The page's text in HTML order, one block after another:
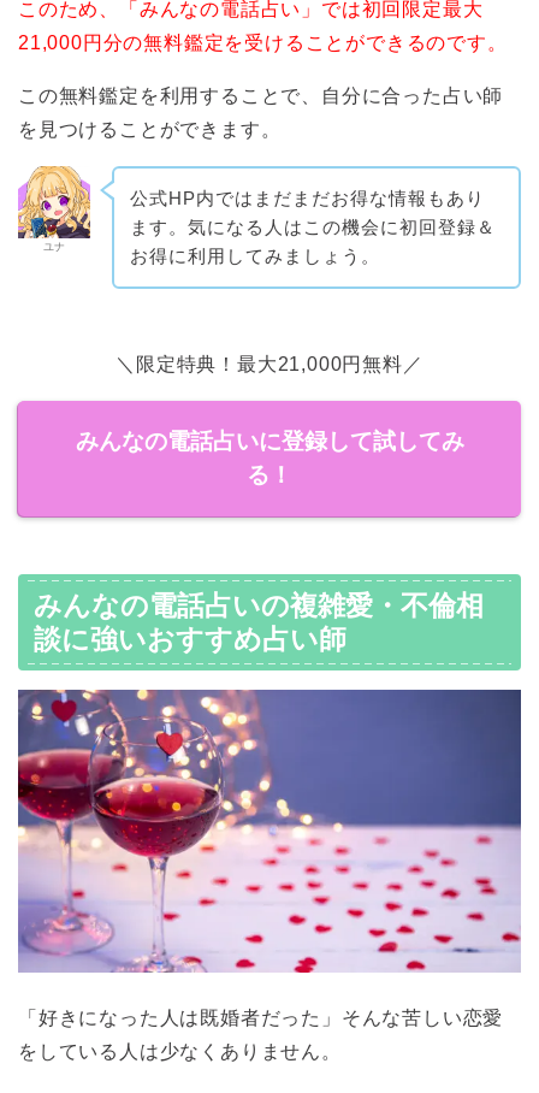
このため、「みんなの電話占い」では初回限定最大
21,000円分の無料鑑定を受けることができるのです。
この無料鑑定を利用することで、自分に合った占い師
を見つけることができます。
ユナ
公式HP内ではまだまだお得な情報もあり
ます。気になる人はこの機会に初回登録＆
お得に利用してみましょう。
＼限定特典！最大21,000円無料／
みんなの電話占いに登録して試してみ
る！
みんなの電話占いの複雑愛・不倫相
談に強いおすすめ占い師
「好きになった人は既婚者だった」そんな苦しい恋愛
をしている人は少なくありません。